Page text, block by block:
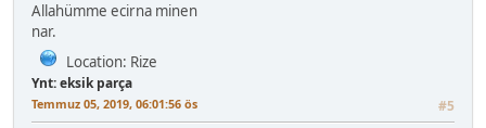
Allahümme ecirna minen
nar.
Location: Rize
Ynt: eksik parça
Temmuz 05, 2019, 06:01:56 ös #5